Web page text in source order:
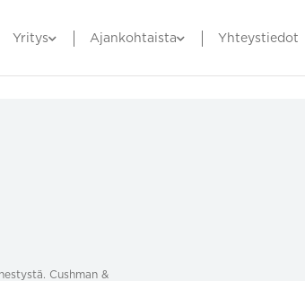
Yritys Ajankohtaista Yhteystiedot
Cushman &